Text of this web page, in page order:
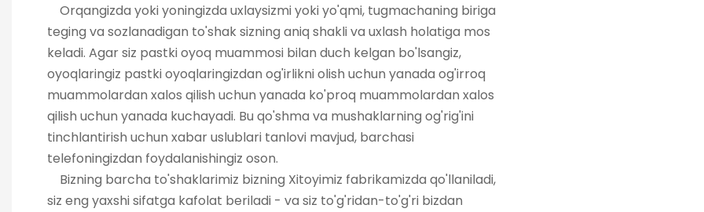
Orqangizda yoki yoningizda uxlaysizmi yoki yo'qmi, tugmachaning biriga
teging va sozlanadigan to'shak sizning aniq shakli va uxlash holatiga mos
keladi. Agar siz pastki oyoq muammosi bilan duch kelgan bo'lsangiz,
oyoqlaringiz pastki oyoqlaringizdan og'irlikni olish uchun yanada og'irroq
muammolardan xalos qilish uchun yanada ko'proq muammolardan xalos
qilish uchun yanada kuchayadi. Bu qo'shma va mushaklarning og'rig'ini
tinchlantirish uchun xabar uslublari tanlovi mavjud, barchasi
telefoningizdan foydalanishingiz oson.
Bizning barcha to'shaklarimiz bizning Xitoyimiz fabrikamizda qo'llaniladi,
siz eng yaxshi sifatga kafolat beriladi - va siz to'g'ridan-to'g'ri bizdan